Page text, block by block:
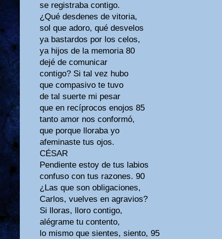
se registraba contigo.
¿Qué desdenes de vitoria,
sol que adoro, qué desvelos
ya bastardos por los celos,
ya hijos de la memoria 80
dejé de comunicar
contigo? Si tal vez hubo
que compasivo te tuvo
de tal suerte mi pesar
que en recíprocos enojos 85
tanto amor nos conformó,
que porque lloraba yo
afeminaste tus ojos.
CÉSAR
Pendiente estoy de tus labios
confuso con tus razones. 90
¿Las que son obligaciones,
Carlos, vuelves en agravios?
Si lloras, lloro contigo,
alégrame tu contento,
lo mismo que sientes, siento, 95